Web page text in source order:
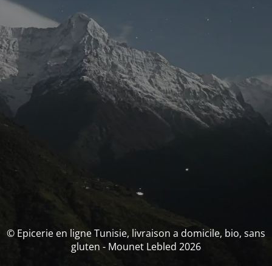
© Epicerie en ligne Tunisie, livraison a domicile, bio, sans
gluten - Mounet Lebled 2026